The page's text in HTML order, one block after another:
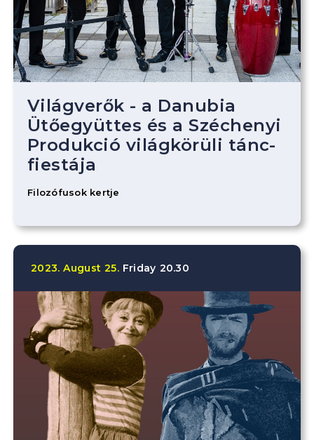
Világverők - a Danubia
Ütőegyüttes és a Széchenyi
Produkció világkörüli tánc-
fiestája
Filozófusok kertje
2023. August 25. Friday 20.30